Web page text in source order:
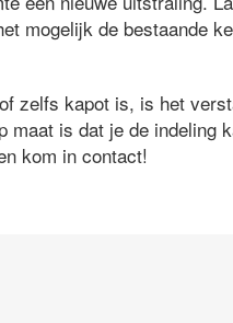
mogelijk de bestaande
zelfs kapot is, is het
maat is dat je de indeling
kom in contact!